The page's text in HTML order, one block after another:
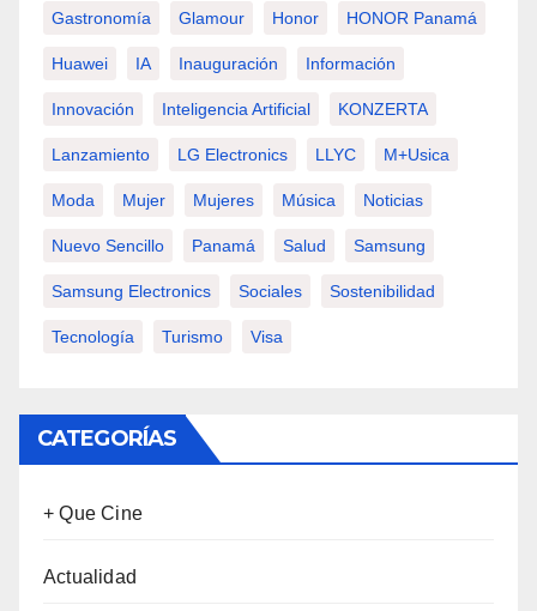
Gastronomía Glamour Honor HONOR Panamá
Huawei IA Inauguración Información
Innovación Inteligencia Artificial KONZERTA
Lanzamiento LG Electronics LLYC M+usica
Moda Mujer Mujeres Música Noticias
Nuevo Sencillo Panamá Salud Samsung
Samsung Electronics Sociales Sostenibilidad
Tecnología Turismo Visa
CATEGORÍAS
+ Que Cine
Actualidad